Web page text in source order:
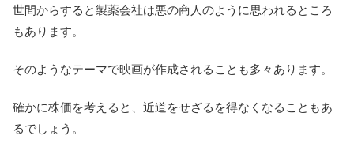
世間からすると製薬会社は悪の商人のように思われるところ
もあります。
そのようなテーマで映画が作成されることも多々あります。
確かに株価を考えると、近道をせざるを得なくなることもあ
るでしょう。